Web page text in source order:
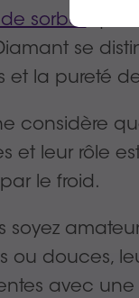
sorbet
se
et la pureté
considère
et leur rôle
le froid.
soyez
ou douces,
avec une